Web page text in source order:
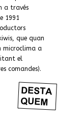
a través
1991
que quan
microclima a
el
comandes).